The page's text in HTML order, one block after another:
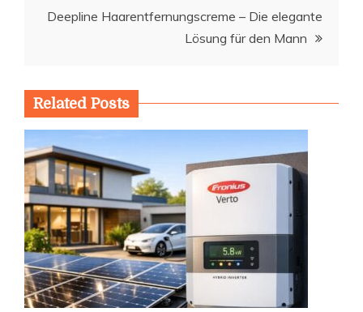
Deepline Haarentfernungscreme – Die elegante
Lösung für den Mann
Related Posts